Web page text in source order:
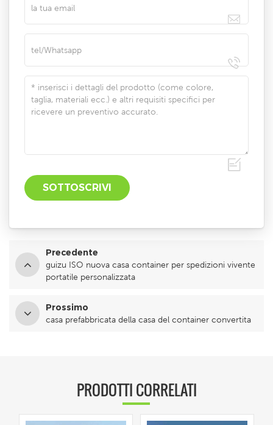
Precedente
guizu ISO nuova casa container per spedizioni vivente
portatile personalizzata
Prossimo
casa prefabbricata della casa del container convertita
PRODOTTI CORRELATI